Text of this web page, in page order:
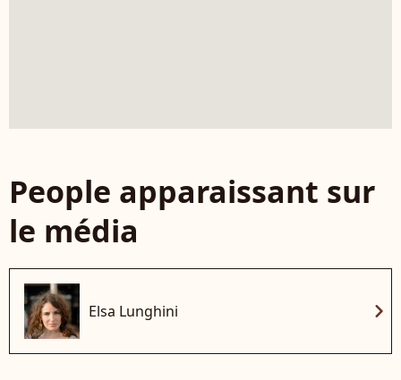
People apparaissant sur
le média
Elsa Lunghini chevron_right